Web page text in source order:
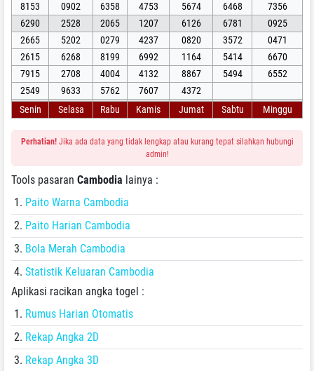
8153
0902 6358 4753 5674 6468
7356
6290
2528 2065 1207 6126 6781
0925
2665
5202 0279 4237 0820 3572
0471
2615
6268 8199 6992 1164 5414
6670
7915
2708 4004 4132 8867 5494
6552
2549
9633 5762 7607
4372
Senin
Selasa Rabu Kamis Jumat Sabtu Minggu
Perhatian!Jika ada data yang tidak lengkap atau kurang tepat silahkan hubungi
admin!
Tools pasaran Cambodia lainya :
Paito Warna Cambodia
Paito Harian Cambodia
Bola Merah Cambodia
Statistik Keluaran Cambodia
Aplikasi racikan angka togel :
Rumus Harian Otomatis
Rekap Angka 2D
Rekap Angka 3D